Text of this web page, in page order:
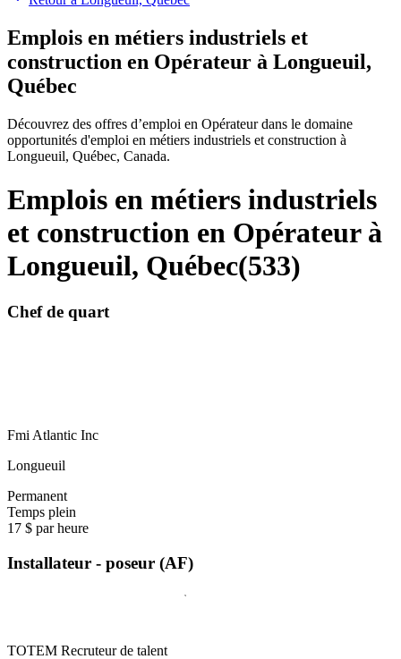
Emplois en métiers industriels et
construction en Opérateur à Longueuil,
Québec
Découvrez des offres d’emploi en Opérateur dans le domaine
opportunités d'emploi en métiers industriels et construction à
Longueuil, Québec, Canada.
Emplois en métiers industriels
et construction en Opérateur à
Longueuil, Québec(533)
Chef de quart
Fmi Atlantic Inc
Longueuil
Permanent
Temps plein
17 $ par heure
Installateur - poseur (AF)
TOTEM Recruteur de talent